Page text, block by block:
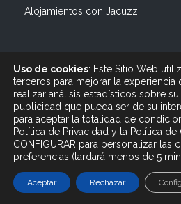
Alojamientos con Jacuzzi
© 2019 All rights reserved Bagus
Turístico Vacacional en España,
info@bagusvacaciones.es · Tel.:
Web XSEO http://xseo.es
Uso de cookies: Este Sitio Web
terceros para mejorar la experiencia
realizar análisis estadísticos sobre
publicidad que pueda ser de su
para aceptar la totalidad de
Política de Privacidad y la Política de
CONFIGURAR para personalizar las
preferencias (tardará menos de 5
Aceptar Rechazar